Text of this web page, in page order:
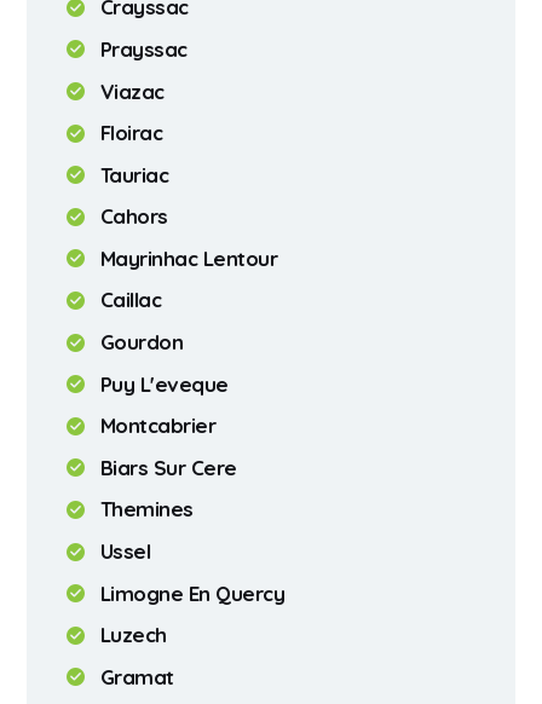
Crayssac
Prayssac
Viazac
Floirac
Tauriac
Cahors
Mayrinhac Lentour
Caillac
Gourdon
Puy L'eveque
Montcabrier
Biars Sur Cere
Themines
Ussel
Limogne En Quercy
Luzech
Gramat